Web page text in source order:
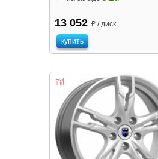
13 052 ₽ / диск
купить